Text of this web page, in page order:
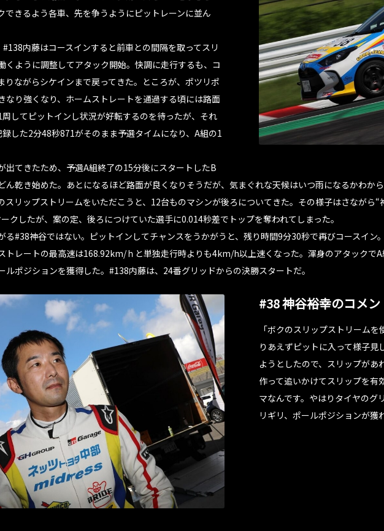
できるよう各車、先を争うようにピットレーンに並ん
内藤はコースインすると前車との間隔を取ってスリ
くように調整してアタック開始。快調に走行するも、コ
りながらシケインまで戻ってきた。ところが、ポツリポ
なり強くなり、ホームストレートを通過する頃には路面
してピットインし状況が好転するのを待ったが、それ
した2分48秒871がそのまま予選タイムになり、A組の1
出てきたため、予選A組終了の15分後にスタートしたB
ん乾き始めた。あとになるほど路面が良くなりそうだが、気まぐれな天候はいつ雨になるかわか
スリップストリームをいただこうと、12台ものマシンが後ろについてきた。その様子はさながら
クしたが、案の定、後ろにつけていた選手に0.014秒差でトップを奪われてしまった。
る#38神谷ではない。ピットインしてチャンスをうかがうと、残り時間9分30秒で再びコースイン
トレートの最高速は168.92km/ｈと単独走行時よりも4km/h以上速くなった。渾身のアタックで
ルポジションを獲得した。#138内藤は、24番グリッドからの決勝スタートだ。
#38 神谷裕幸のコメン
「ボクのスリップストリーム
りあえずピットに入って様子
ようとしたので、スリップが
作って追いかけてスリップを有
マなんです。やはりタイヤのグ
リギリ、ポールポジションが獲